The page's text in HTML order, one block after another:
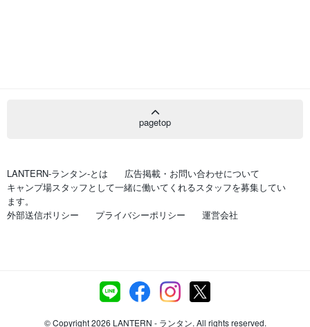
pagetop
LANTERN-ランタン-とは
広告掲載・お問い合わせについて
キャンプ場スタッフとして一緒に働いてくれるスタッフを募集してい
ます。
外部送信ポリシー
プライバシーポリシー 運営会社
© Copyright 2026 LANTERN - ランタン. All rights reserved.